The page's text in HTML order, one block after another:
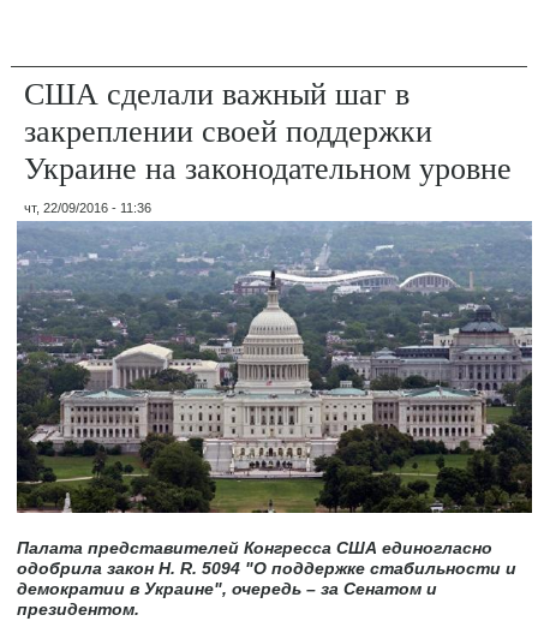
США сделали важный шаг в
закреплении своей поддержки
Украине на законодательном уровне
чт, 22/09/2016 - 11:36
Палата представителей Конгресса США единогласно
одобрила закон H. R. 5094 "О поддержке стабильности и
демократии в Украине", очередь – за Сенатом и
президентом.